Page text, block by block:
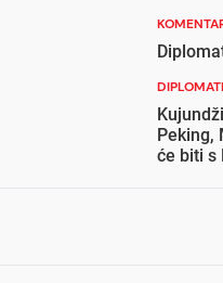
Peking,
će biti s